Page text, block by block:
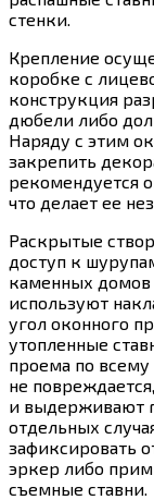
стенки.
Крепление
коробке с
конструкция
дюбели либо
Наряду с этим
закрепить
рекомендуется
что делает ее
Раскрытые
доступ к
каменных домов
используют
угол оконного
утопленные
проема по
не
и выдерживают
отдельных
зафиксировать
эркер либо
съемные ставни.